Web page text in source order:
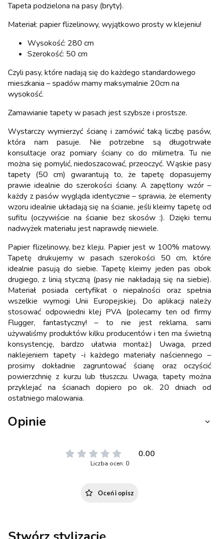
Tapeta podzielona na pasy (bryty).
Materiał: papier flizelinowy, wyjątkowo prosty w klejeniu!
Wysokość: 280 cm
Szerokość: 50 cm
Czyli pasy, które nadają się do każdego standardowego
mieszkania – spadów mamy maksymalnie 20cm na
wysokość.
Zamawianie tapety w pasach jest szybsze i prostsze.
Wystarczy wymierzyć ścianę i zamówić taką liczbę pasów,
która nam pasuje. Nie potrzebne są długotrwałe
konsultacje oraz pomiary ściany co do milimetra. Tu nie
można się pomylić, niedoszacować, przeoczyć. Wąskie pasy
tapety (50 cm) gwarantują to, że tapetę dopasujemy
prawie idealnie do szerokości ściany. A zapętlony wzór –
każdy z pasów wygląda identycznie – sprawia, że elementy
wzoru idealnie układają się na ścianie, jeśli kleimy tapetę od
sufitu (oczywiście na ścianie bez skosów :). Dzięki temu
nadwyżek materiału jest naprawdę niewiele.
Papier flizelinowy, bez kleju. Papier jest w 100% matowy.
Tapetę drukujemy w pasach szerokości 50 cm, które
idealnie pasują do siebie. Tapetę kleimy jeden pas obok
drugiego, z linią styczną (pasy nie nakładają się na siebie).
Materiał posiada certyfikat o niepalności oraz spełnia
wszelkie wymogi Unii Europejskiej. Do aplikacji należy
stosować odpowiedni klej PVA (polecamy ten od firmy
Flugger, fantastyczny! – to nie jest reklama, sami
używaliśmy produktów kilku producentów i ten ma świetną
konsystencję, bardzo ułatwia montaż.) Uwaga, przed
naklejeniem tapety -i każdego materiały naściennego –
prosimy dokładnie zagruntować ścianę oraz oczyścić
powierzchnię z kurzu lub tłuszczu. Uwaga, tapety można
przyklejać na ścianach dopiero po ok. 20 dniach od
ostatniego malowania.
Opinie
0.00
Liczba ocen: 0
Oceń i opisz